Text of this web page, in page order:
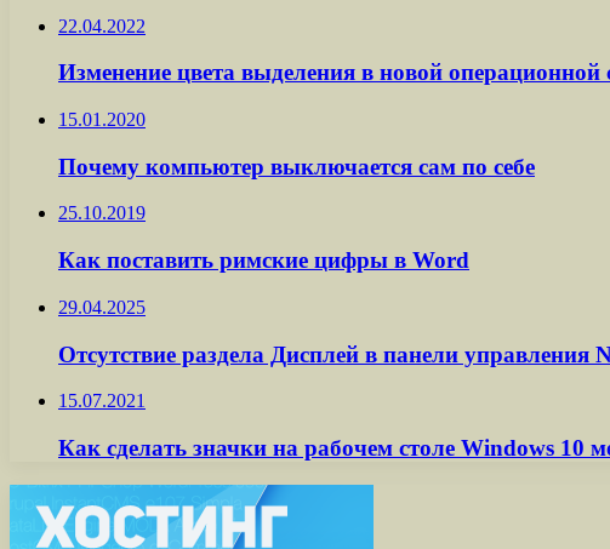
22.04.2022
Изменение цвета выделения в новой операционной
15.01.2020
Почему компьютер выключается сам по себе
25.10.2019
Как поставить римские цифры в Word
29.04.2025
Отсутствие раздела Дисплей в панели
15.07.2021
Как сделать значки на рабочем столе Windows 10